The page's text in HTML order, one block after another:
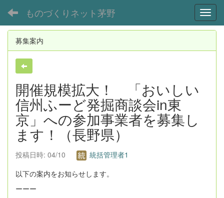
ものづくりネット茅野
募集案内
開催規模拡大！ 「おいしい
信州ふーど発掘商談会in東
京」への参加事業者を募集し
ます！（長野県）
投稿日時: 04/10
統括管理者1
以下の案内をお知らせします。
ーーー